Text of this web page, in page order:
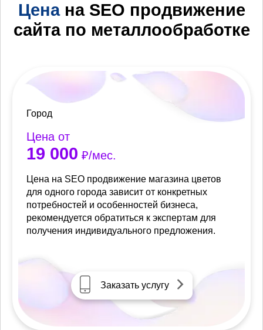
Ценана SEO продвижение
сайта по металлообработке
Город
Цена от
19 000 ₽/мес.
Цена на SEO продвижение магазина цветов
для одного города зависит от конкретных
потребностей и особенностей бизнеса,
рекомендуется обратиться к экспертам для
получения индивидуального предложения.
Заказать услугу